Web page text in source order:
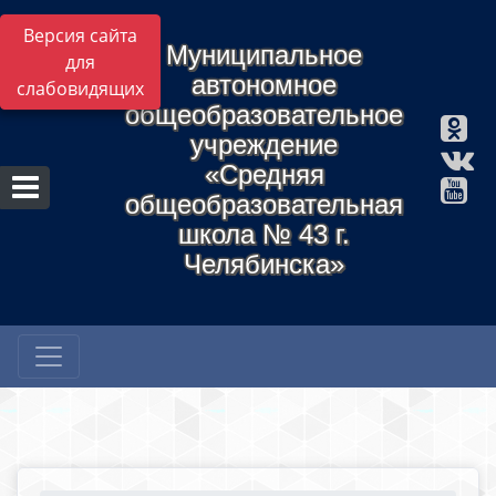
Версия сайта
для
слабовидящих
Муниципальное
автономное
общеобразовательное
учреждение
«Средняя
общеобразовательная
школа № 43 г.
Челябинска»